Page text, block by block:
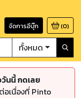
จัดการอีบุ๊ก (0)
ทั้งหมด
นนี้ กดเลย
อเนื่องที่ Pinto